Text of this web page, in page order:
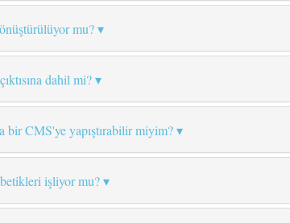
mu?
dahil mi?
bir CMS'ye yapıştırabilir miyim?
işliyor mu?